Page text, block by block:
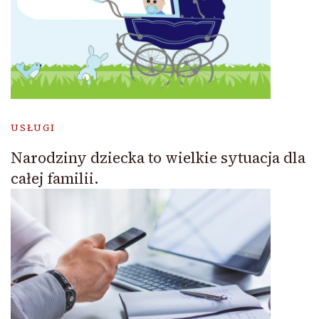
USŁUGI
Narodziny dziecka to wielkie sytuacja dla
całej familii.